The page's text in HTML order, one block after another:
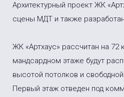
Архитектурный проект ЖК
сцены МДТ и также
ЖК «Артхаус» рассчитан на
мандсардном этаже будут
высотой потолков и
Первый этаж отведен под